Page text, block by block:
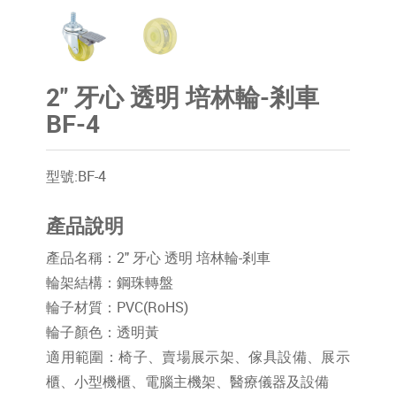
2" 牙心 透明 培林輪-剎車
BF-4
型號:BF-4
產品說明
產品名稱：2" 牙心 透明 培林輪-剎車
輪架結構：鋼珠轉盤
輪子材質：PVC(RoHS)
輪子顏色：透明黃
適用範圍：椅子、賣場展示架、傢具設備、展示
櫃、小型機櫃、電腦主機架、醫療儀器及設備